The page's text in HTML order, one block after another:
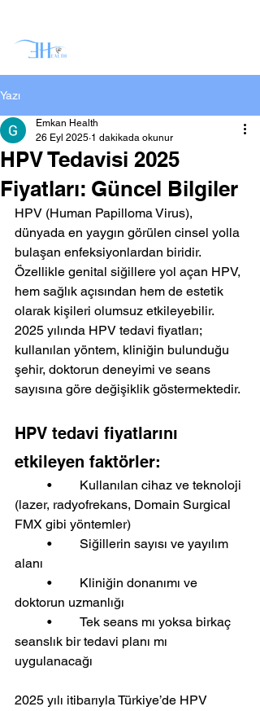
Yazı
HPV Tedavisi 2025
Fiyatları: Güncel Bilgiler
Emkan Health
26 Eyl 2025 1 dakikada okunur
HPV (Human Papilloma Virus),
dünyada en yaygın görülen cinsel yolla
bulaşan enfeksiyonlardan biridir.
Özellikle genital siğillere yol açan HPV,
hem sağlık açısından hem de estetik
olarak kişileri olumsuz etkileyebilir.
2025 yılında HPV tedavi fiyatları;
kullanılan yöntem, kliniğin bulunduğu
şehir, doktorun deneyimi ve seans
sayısına göre değişiklik göstermektedir.
HPV tedavi fiyatlarını
etkileyen faktörler:
(lazer, radyofrekans, Domain Surgical
FMX gibi yöntemler)
alanı
doktorun uzmanlığı
seanslık bir tedavi planı mı
uygulanacağı
2025 yılı itibarıyla Türkiye’de HPV